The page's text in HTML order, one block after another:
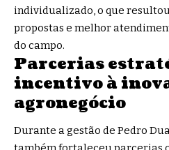
individualizado, o que
propostas e melhor
do campo.
Parcerias
incentivo à
agronegócio
Durante a gestão de Pedro